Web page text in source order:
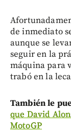
de inmediato
aunque se
seguir en la
máquina para
trabó en la
También le
que David
MotoGP